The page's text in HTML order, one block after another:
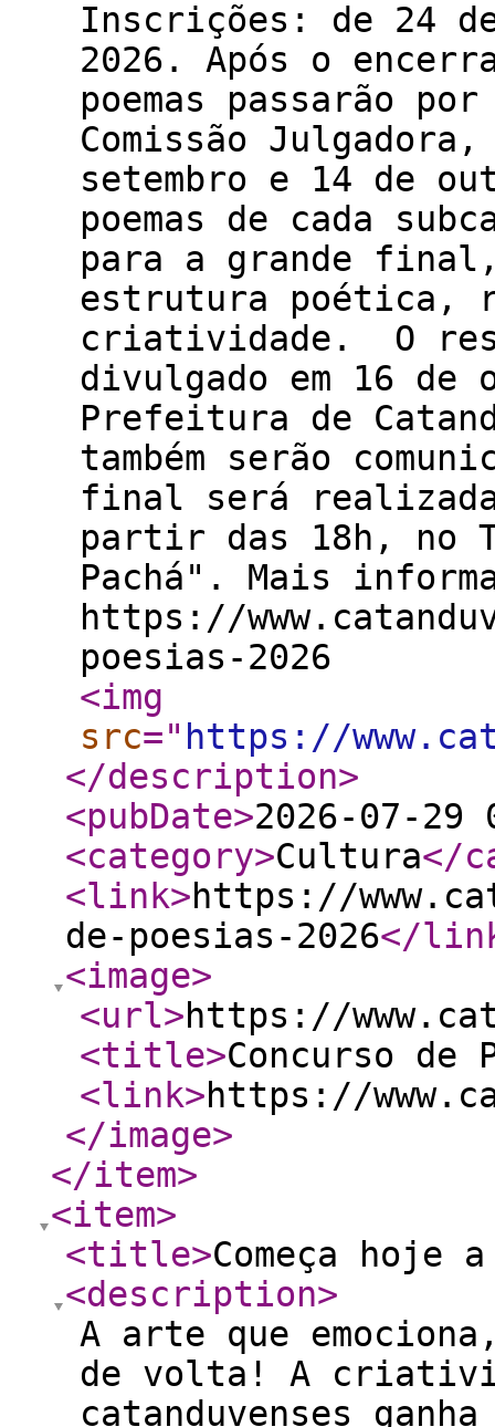
Inscrições: de 24
2026. Após o
poemas passarão
Comissão
setembro e 14 de
poemas de cada
para a grande final,
estrutura poética,
criatividade. O
divulgado em 16
Prefeitura de
também serão
final será
partir das 18h, no
Pachá". Mais
https://
poesias-2026
<img
src=" https://
</description>
<pubDate>2026-07-29
<category>Cultura</
<link>https://
de-poesias-2026</
<image>
<url>https://
<title>Concurso de
<link>https://
</image>
</item>
<item>
<title>Começa hoje a
<description>
A arte que
de volta! A
catanduvenses